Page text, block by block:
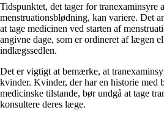
Tidspunktet, det tager for tranexaminsyre
menstruationsblødning, kan variere. Det
at tage medicinen ved starten af
angivne dage, som er ordineret af lægen
indlægssedlen.
Det er vigtigt at bemærke, at
kvinder. Kvinder, der har en historie med
medicinske tilstande, bør undgå at tage
konsultere deres læge.